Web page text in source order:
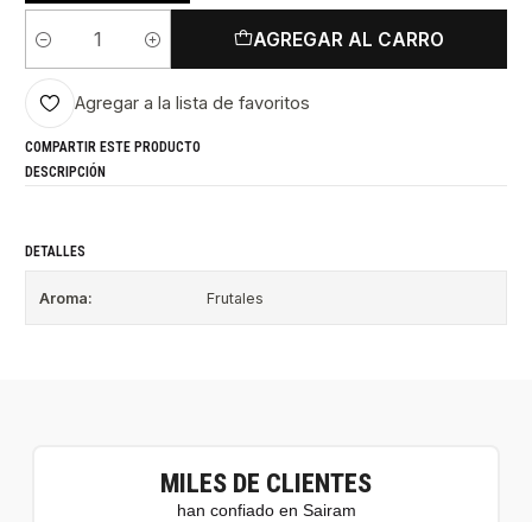
Cantidad
AGREGAR AL CARRO
Agregar a la lista de favoritos
COMPARTIR ESTE PRODUCTO
DESCRIPCIÓN
DETALLES
Aroma: Frutales
MILES DE CLIENTES
han confiado en Sairam